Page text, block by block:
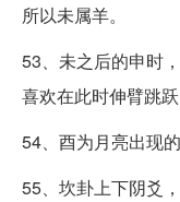
所以未属羊。
53、未之后的申时
喜欢在此时伸臂跳跃
54、酉为月亮出现
55、坎卦上下阴爻